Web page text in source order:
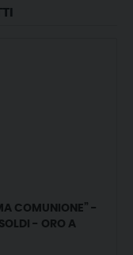
COMUNIONE” -
- ORO A